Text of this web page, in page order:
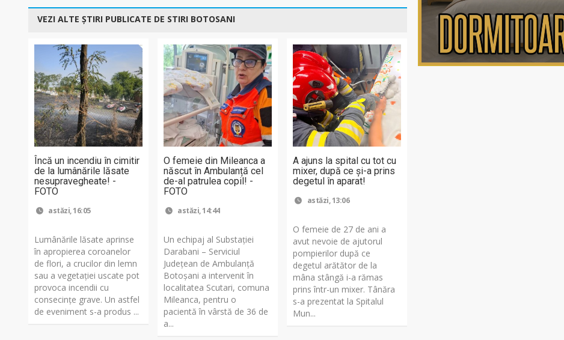
VEZI ALTE ȘTIRI PUBLICATE DE STIRI BOTOSANI
Încă un incendiu în cimitir
de la lumânările lăsate
nesupravegheate! -
FOTO
astăzi, 16:05
Lumânările lăsate aprinse
în apropierea coroanelor
de flori, a crucilor din lemn
sau a vegetației uscate pot
provoca incendii cu
consecințe grave. Un astfel
de eveniment s-a produs ...
O femeie din Mileanca a
născut în Ambulanță cel
de-al patrulea copil! -
FOTO
astăzi, 14:44
Un echipaj al Substației
Darabani – Serviciul
Județean de Ambulanță
Botoșani a intervenit în
localitatea Scutari, comuna
Mileanca, pentru o
pacientă în vârstă de 36 de
a...
A ajuns la spital cu tot cu
mixer, după ce și-a prins
degetul în aparat!
astăzi, 13:06
O femeie de 27 de ani a
avut nevoie de ajutorul
pompierilor după ce
degetul arătător de la
mâna stângă i-a rămas
prins într-un mixer. Tânăra
s-a prezentat la Spitalul
Mun...